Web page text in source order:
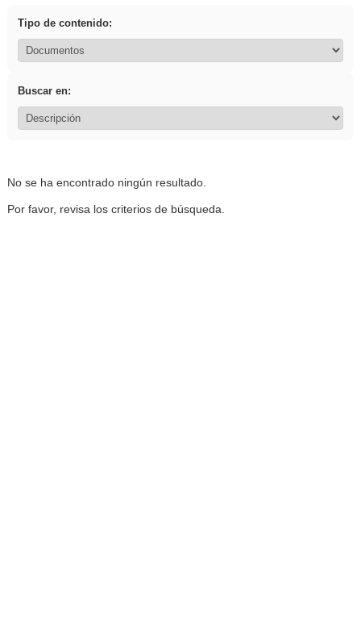
Tipo de contenido:
Buscar en:
No se ha encontrado ningún resultado.
Por favor, revisa los criterios de búsqueda.